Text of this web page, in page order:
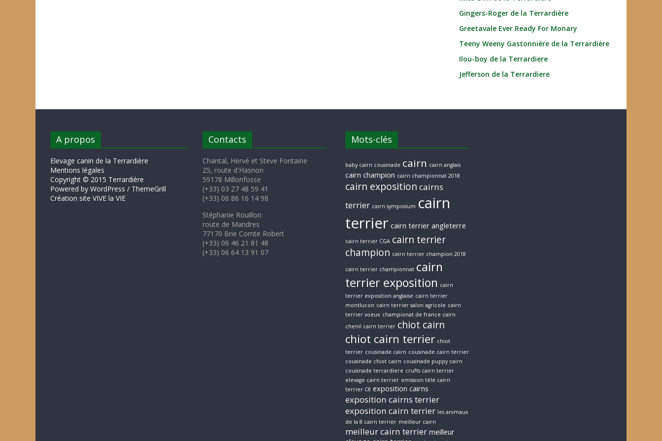
Gingers-Roger de la Terrardière
Greetavale Ever Ready For Monary
Teeny Weeny Gastonnière de la Terrardière
Ilou-boy de la Terrardiere
Jefferson de la Terrardiere
A propos
Elevage canin de la Terrardière
Mentions légales
Copyright © 2015 Terrardière
Powered by WordPress / ThemeGrill
Création site VIVE la VIE
Contacts
Chantal, Hervé et Steve Fontaine
25, route d'Hasnon
59178 Millonfosse
(+33) 03 27 48 59 41
(+33) 06 86 16 14 98
Stéphanie Rouillon
route de Mandres
77170 Brie Comte Robert
(+33) 06 46 21 81 48
(+33) 06 64 13 91 07
Mots-clés
baby cairn cousinade cairn cairn anglais
cairn champion cairn championnat 2018
cairn exposition cairns
terrier cairn symposium cairn
terrier cairn terrier angleterre
cairn terrier CGA cairn terrier
champion cairn terrier champion 2018
cairn terrier championnat cairn
terrier exposition cairn
terrier exposition anglaise cairn terrier
montlucon cairn terrier salon agricole cairn
terrier voeux championat de france cairn
chenil cairn terrier chiot cairn
chiot cairn terrier chiot
terrier cousinade cairn cousinade cairn terrier
cousinade chiot cairn cousinade puppy cairn
cousinade terrardiere crufts cairn terrier
elevage cairn terrier emission télé cairn
terrier C8 exposition cairns
exposition cairns terrier
exposition cairn terrier les animaux
de la 8 cairn terrier meilleur cairn
meilleur cairn terrier meilleur